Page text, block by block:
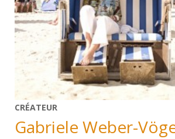
CRÉATEUR
Gabriele Weber-